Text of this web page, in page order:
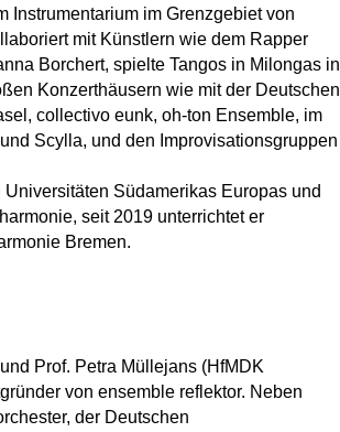
Instrumentarium im Grenzgebiet von
mit Künstlern wie dem Rapper
Borchert, spielte Tangos in Milongas in
Konzerthäusern wie mit der Deutschen
collectivo eunk, oh-ton Ensemble, im
Scylla, und den Improvisationsgruppen
Südamerikas Europas und
seit 2019 unterrichtet er
Bremen.
Prof. Petra Müllejans (HfMDK
von ensemble reflektor. Neben
der Deutschen